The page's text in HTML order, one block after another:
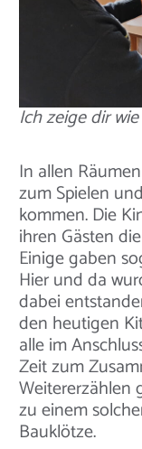
Ich zeige dir
In allen
zum Spielen
kommen. Die
ihren Gästen
Einige gaben
Hier und da
dabei
den heutigen
alle im
Zeit zum
Weitererzählen
zu einem
Bauklötze.